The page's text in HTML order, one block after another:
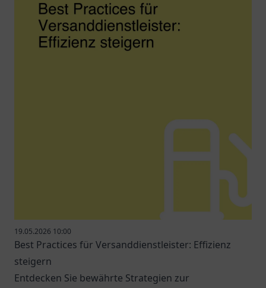
19.05.2026 10:00
Best Practices für Versanddienstleister: Effizienz
steigern
Entdecken Sie bewährte Strategien zur